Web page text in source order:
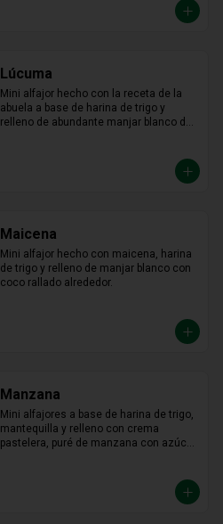
Lúcuma
Mini alfajor hecho con la receta de la
abuela a base de harina de trigo y
relleno de abundante manjar blanco de
Maicena
Mini alfajor hecho con maicena, harina
de trigo y relleno de manjar blanco con
coco rallado alrededor.
Manzana
Mini alfajores a base de harina de trigo,
mantequilla y relleno con crema
pastelera, puré de manzana con azúcar